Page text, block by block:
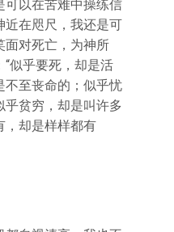
可以在苦难中操练信
近在咫尺，我还是可
面对死亡，为神所
似乎要死，却是活
不至丧命的；似乎忧
乎贫穷，却是叫许多
，却是样样都有